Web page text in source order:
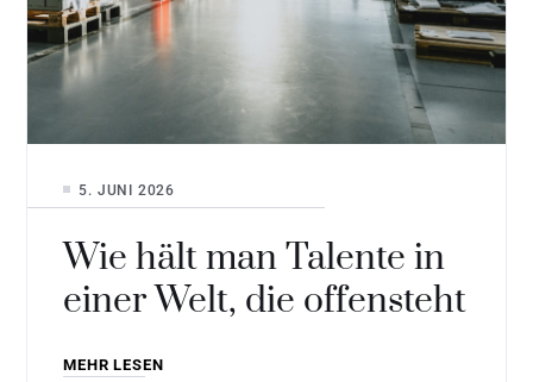
Wie hält man Talente in
einer Welt, die offensteht
5. JUNI 2026
MEHR LESEN